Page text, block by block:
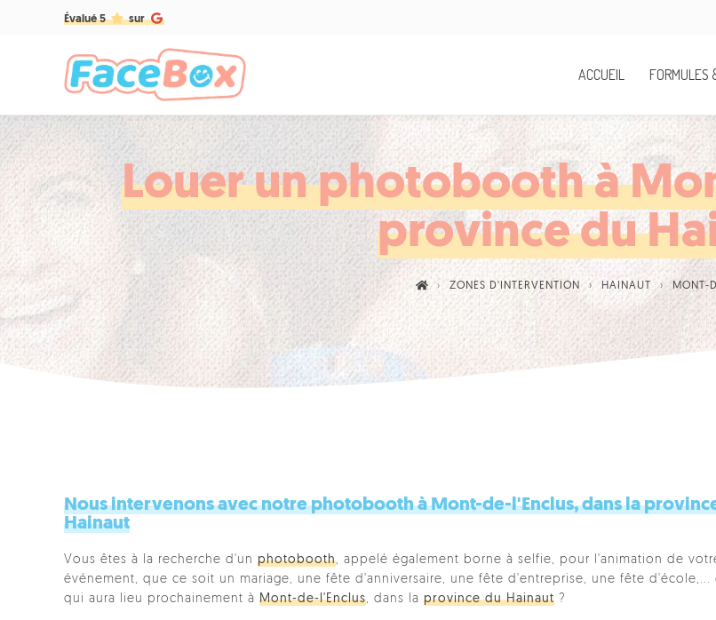
Évalué 5 sur
ACCUEIL FORMULES
Louer un photobooth à
province du
ZONES D'INTERVENTION HAINAUT MONT-
Nous intervenons avec notre photobooth à Mont-de-l'Enclus, dans la
Hainaut
Vous êtes à la recherche d'un photobooth, appelé également borne à selfie, pour l'animation de
événement, que ce soit un mariage, une fête d'anniversaire, une fête d'entreprise, une fête d'école,...
qui aura lieu prochainement à Mont-de-l'Enclus, dans la province du Hainaut ?